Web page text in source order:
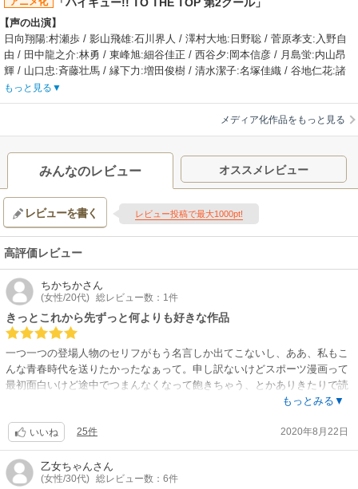
と影山の正確なトスは、奇跡のようなクイック攻撃、通称“変人速攻”を生
み、烏野復活の力となる。東京の音駒高校との合同合宿で、日向は因縁の
ライバルとなる孤爪研磨と出会う。超攻撃的なプレースタイルの烏野高校
に対し、“繋ぐ”をモットーにした超守備的なプレースタイルの音駒高校。音
駒高校との試合を経て新たな可能性を見つけ出していく烏野高校のメンバ
ーたちー春の高校バレー宮城県代表決定戦、春高初戦と、強敵を次々と倒
す中で進化を遂げた烏野高校は、春高２回戦で優勝候補・稲荷崎高校を下
す。そして、遂に３回戦で、因縁のライバル校・音駒高校と対戦すること
となる。幾度となく練習試合を重ねても、公式の舞台で兵刃を交えること
が一度もなかった両雄烏野高校対音駒高校の通称“ゴミ捨て場の決戦”。約束
の地で、「もう一回」が無い戦いがいよいよ始まる― 。
Production I.G
スタッフ情報】
原作:古舘春一（「週刊少年ジャンプ」集英社刊）
監督:佐藤雅子
ク / 配給:東宝 / 製作:「ハイキュー!!FINAL」製作委員
音楽】
主題歌:SPYAIR「オレンジ」
公開日】
関連リンク】
公式サイト「劇場版ハイキュー!! ゴミ捨て場の決戦」
声の出演】
日向翔陽:村瀬歩 / 影山飛雄:石川界人 / 澤村大地:日野聡 / 菅原孝支:入野自
由 / 田中龍之介:林勇 / 東峰旭:細谷佳正 / 西谷夕:岡本信彦 / 月島蛍:内山昂
輝 / 山口忠:斉藤壮馬 / 縁下力:増田俊樹 / 清水潔子:名塚佳織 / 谷地仁花:諸
星すみれ / 武田一鉄:神谷浩史 / 烏養繋心:江川央生 / 星海光来:花江夏樹 / 宮
侑:宮野真守 / 佐久早聖臣:鳥海浩輔 / 古森元也:上村祐翔
Production I.G
スタッフ情報】
原作:古舘春一（「週刊少年ジャンプ」集英社刊）
副監督:石川真理子 / シリーズ構成:岸本卓 / キャラクターデザイン:岸田隆
宏 / プロップデザイン:米山麻衣 / 総作画監督:小林祐 / アクション作画監督:
高橋英樹 / 美術監督・設定:立田一郎（スタジオ風雅） / 色彩設計:佐藤真由
美 / 色彩設計補佐:有澤法子 / 撮影監督:中田祐美子 / 撮影監督補佐:福井千耀
/ 3D:岩﨑浩平（V-sign） / 2Dワークス:濱中亜希子 / 特殊効果:星美弥子 / 編
集:植松淳一 / 音響監督:菊田浩巳 / 音楽:林ゆうき、橘麻美
関連リンク】
公式サイト「ハイキュー!! TO THE TOP 第2クール」
もっと見る
メディア化作品をもっと見る
みんなのレビュー オススメレビュー
レビューを書く レビュー投稿で最大1000pt!
高評価レビュー
ちかちかさん
(女性/20代) 総レビュー数：1件
きっとこれから先ずっと何よりも好きな作品
一つ一つの登場人物のセリフがもう名言しか出てこないし、ああ、私もこ
んな青春時代を送りたかったなぁって。申し訳ないけどスポーツ漫画って
最初面白いけど途中でつまんなくなって飽きちゃう、とかありきたりで読
んでて結果が予想出来ちゃう試合結果とか、なんかよくわからんビームが
のお話、ただバレーボールが大好きな高校生が勝つためにもがいているお
話で、だからこそおもしろい。簡単に上手くいく訳じゃないし、逃げ出し
ちゃう人もいて、そういう所がリアルで共感できる。登場人物に嫌な奴は
いないから読んでて不快な気分にもならないし、どの高校も好きで推しが
もっとみる▼
いいね 25件 2020年8月22日
乙女ちゃんさん
(女性/30代) 総レビュー数：6件